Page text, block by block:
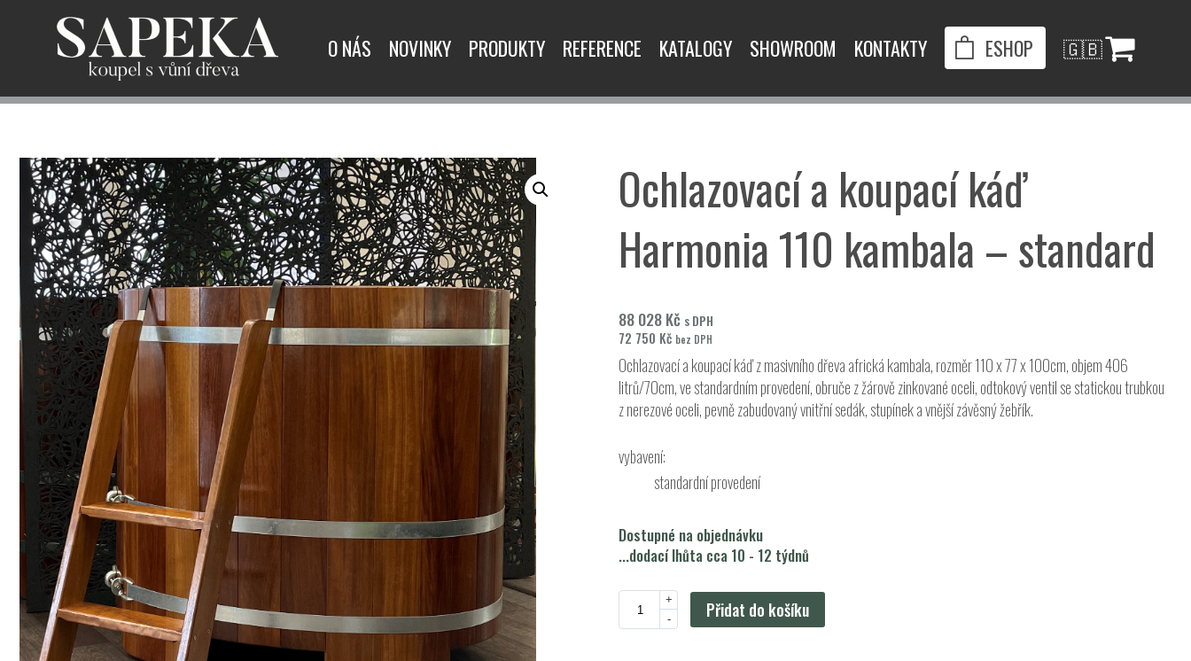
O NÁS NOVINKY PRODUKTY REFERENCE KATALOGY SHOWROOM KONTAKTY ESHOP 🇬🇧
Ochlazovací a koupací káď
Harmonia 110 kambala – standard
88 028Kč s DPH
72 750 Kč bez DPH
Ochlazovací a koupací káď z masivního dřeva africká kambala, rozměr 110 x 77 x 100cm, objem 406
litrů/70cm, ve standardním provedení, obruče z žárově zinkované oceli, odtokový ventil se statickou trubkou
z nerezové oceli, pevně zabudovaný vnitřní sedák, stupínek a vnější závěsný žebřík.
vybavení:
standardní provedení
Dostupné na objednávku
...dodací lhůta cca 10 - 12 týdnů
+
-
Přidat do košíku